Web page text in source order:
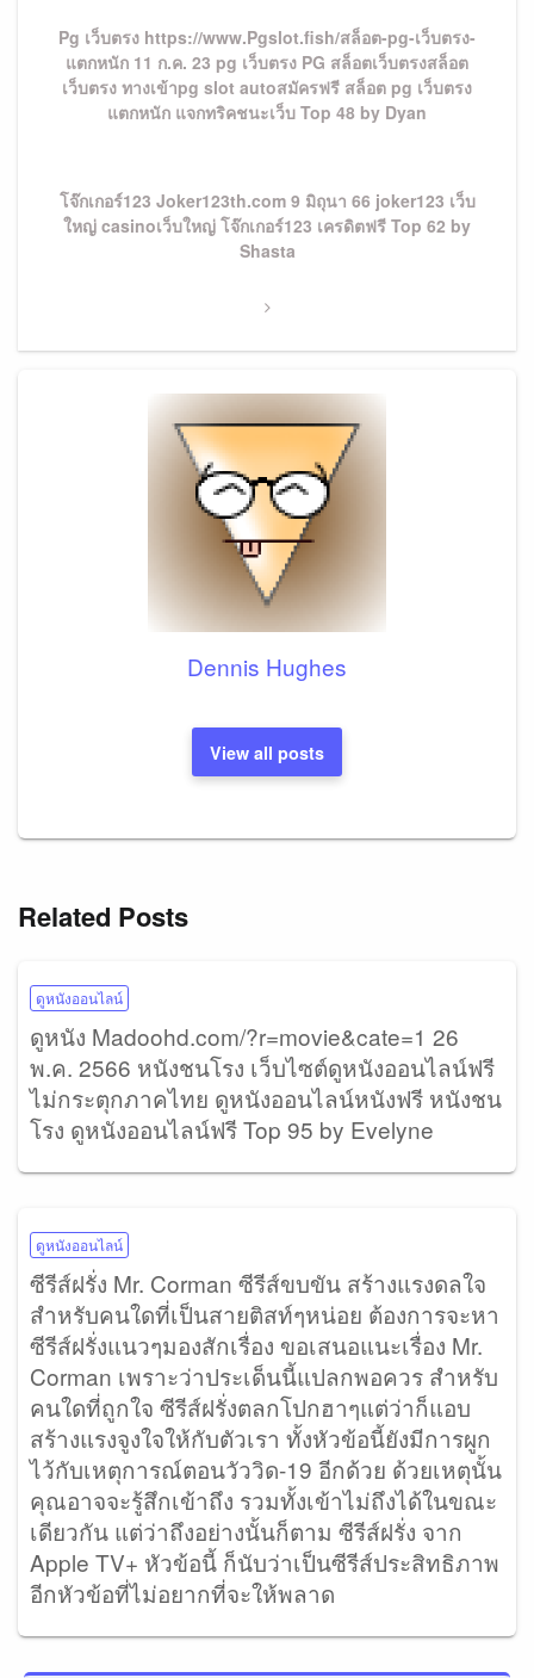
Pg เว็บตรง https://www.Pgslot.fish/สล็อต-pg-เว็บตรง-
แตกหนัก 11 ก.ค. 23 pg เว็บตรง PG สล็อตเว็บตรงสล็อต
เว็บตรง ทางเข้าpg slot autoสมัครฟรี สล็อต pg เว็บตรง
แตกหนัก แจกทริคชนะเว็บ Top 48 by Dyan
Next
Post
โจ๊กเกอร์123 Joker123th.com 9 มิถุนา 66 joker123 เว็บ
ใหญ่ casinoเว็บใหญ่ โจ๊กเกอร์123 เครดิตฟรี Top 62 by
Shasta
Dennis Hughes
View all posts
Related Posts
ดูหนังออนไลน์
ดูหนัง Madoohd.com/?r=movie&cate=1 26
พ.ค. 2566 หนังชนโรง เว็บไซต์ดูหนังออนไลน์ฟรี
ไม่กระตุกภาคไทย ดูหนังออนไลน์หนังฟรี หนังชน
โรง ดูหนังออนไลน์ฟรี Top 95 by Evelyne
ดูหนังออนไลน์
ซีรีส์ฝรั่ง Mr. Corman ซีรีส์ขบขัน สร้างแรงดลใจ
สำหรับคนใดที่เป็นสายติสท์ๆหน่อย ต้องการจะหา
ซีรีส์ฝรั่งแนวๆมองสักเรื่อง ขอเสนอแนะเรื่อง Mr.
Corman เพราะว่าประเด็นนี้แปลกพอควร สำหรับ
คนใดที่ถูกใจ ซีรีส์ฝรั่งตลกโปกฮาๆแต่ว่าก็แอบ
สร้างแรงจูงใจให้กับตัวเรา ทั้งหัวข้อนี้ยังมีการผูก
ไว้กับเหตุการณ์ตอนวัววิด-19 อีกด้วย ด้วยเหตุนั้น
คุณอาจจะรู้สึกเข้าถึง รวมทั้งเข้าไม่ถึงได้ในขณะ
เดียวกัน แต่ว่าถึงอย่างนั้นก็ตาม ซีรีส์ฝรั่ง จาก
Apple TV+ หัวข้อนี้ ก็นับว่าเป็นซีรีส์ประสิทธิภาพ
อีกหัวข้อที่ไม่อยากที่จะให้พลาด